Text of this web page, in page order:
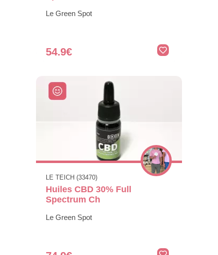
Le Green Spot
54.9€
LE TEICH (33470)
Huiles CBD 30% Full
Spectrum Ch
Le Green Spot